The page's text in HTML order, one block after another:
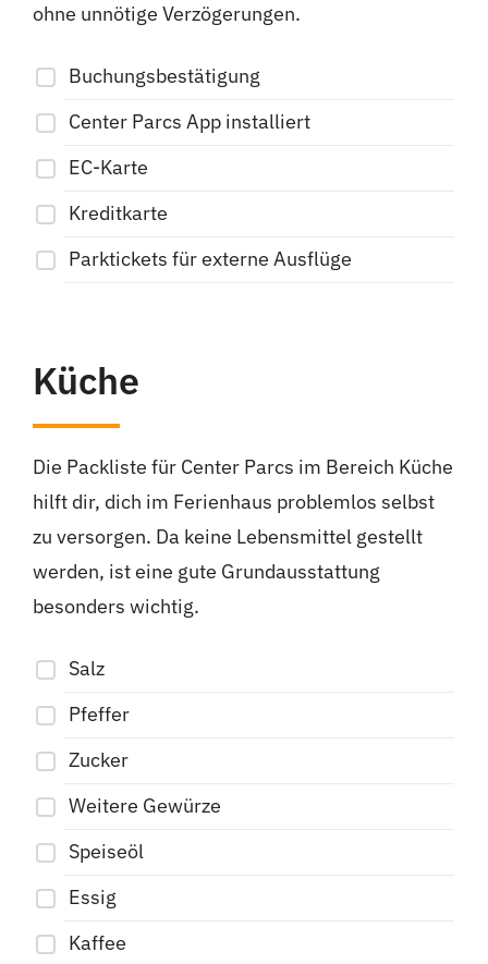
ohne unnötige Verzögerungen.
Buchungsbestätigung
Center Parcs App installiert
EC-Karte
Kreditkarte
Parktickets für externe Ausflüge
Küche
Die Packliste für Center Parcs im Bereich Küche
hilft dir, dich im Ferienhaus problemlos selbst
zu versorgen. Da keine Lebensmittel gestellt
werden, ist eine gute Grundausstattung
besonders wichtig.
Salz
Pfeffer
Zucker
Weitere Gewürze
Speiseöl
Essig
Kaffee